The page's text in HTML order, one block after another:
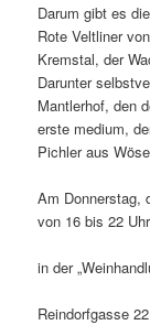
Darum gibt es
Rote Veltliner
Kremstal, der
Darunter
Mantlerhof, den
erste medium,
Pichler aus
Am Donnerstag,
von 16 bis 22 Uhr
in der
Reindorfgasse 22